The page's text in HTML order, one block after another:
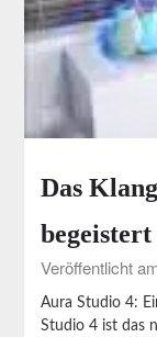
Das
Veröffentlicht
Aura Studio 4:
Studio 4 ist das